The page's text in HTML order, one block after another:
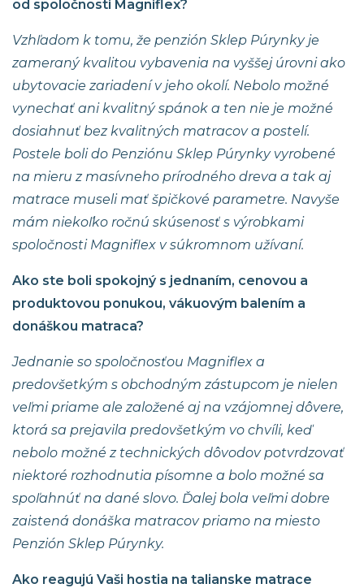
od spoločnosti Magniflex?
Vzhľadom k tomu, že penzión Sklep Púrynky je
zameraný kvalitou vybavenia na vyššej úrovni ako
ubytovacie zariadení v jeho okolí. Nebolo možné
vynechať ani kvalitný spánok a ten nie je možné
dosiahnuť bez kvalitných matracov a postelí.
Postele boli do Penziónu Sklep Púrynky vyrobené
na mieru z masívneho prírodného dreva a tak aj
matrace museli mať špičkové parametre. Navyše
mám niekoľko ročnú skúsenosť s výrobkami
spoločnosti Magniflex v súkromnom užívaní.
Ako ste boli spokojný s jednaním, cenovou a
produktovou ponukou, vákuovým balením a
donáškou matraca?
Jednanie so spoločnosťou Magniflex a
predovšetkým s obchodným zástupcom je nielen
veľmi priame ale založené aj na vzájomnej dôvere,
ktorá sa prejavila predovšetkým vo chvíli, keď
nebolo možné z technických dôvodov potvrdzovať
niektoré rozhodnutia písomne a bolo možné sa
spoľahnúť na dané slovo. Ďalej bola veľmi dobre
zaistená donáška matracov priamo na miesto
Penzión Sklep Púrynky.
Ako reagujú Vaši hostia na talianske matrace